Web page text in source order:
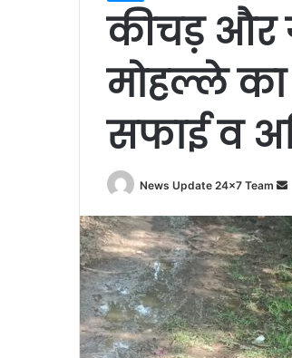
कीचड़ और
मोहल्ले का
सफाई व
News Update 24x7 Team